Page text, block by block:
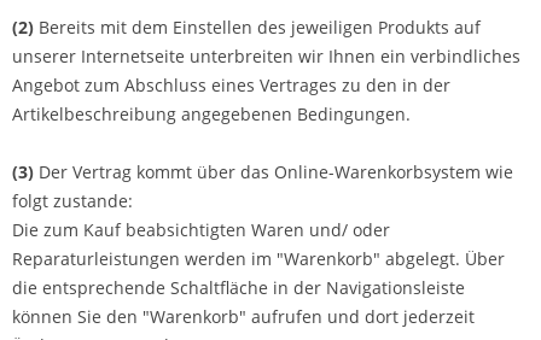
(2) Bereits mit dem Einstellen des jeweiligen Produkts auf
unserer Internetseite unterbreiten wir Ihnen ein verbindliches
Angebot zum Abschluss eines Vertrages zu den in der
Artikelbeschreibung angegebenen Bedingungen.
(3) Der Vertrag kommt über das Online-Warenkorbsystem wie
folgt zustande:
Die zum Kauf beabsichtigten Waren und/ oder
Reparaturleistungen werden im "Warenkorb" abgelegt. Über
die entsprechende Schaltfläche in der Navigationsleiste
können Sie den "Warenkorb" aufrufen und dort jederzeit